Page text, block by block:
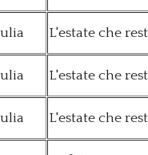
L'estate che
L'estate che
L'estate che